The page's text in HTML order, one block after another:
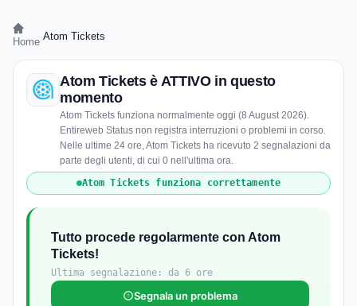
Home Atom Tickets
Atom Tickets è ATTIVO in questo
momento
Atom Tickets funziona normalmente oggi (8 August 2026).
Entireweb Status non registra interruzioni o problemi in corso.
Nelle ultime 24 ore, Atom Tickets ha ricevuto 2 segnalazioni da
parte degli utenti, di cui 0 nell'ultima ora.
Atom Tickets funziona correttamente
Tutto procede regolarmente con Atom
Tickets!
Ultima segnalazione: da 6 ore
Segnala un problema